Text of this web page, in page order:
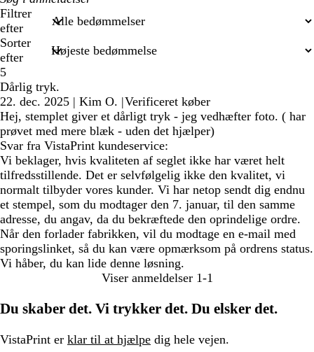
søgetekst
Filtrer
efter
Sorter
efter
5
Dårlig tryk.
22. dec. 2025 | Kim O. |Verificeret køber
Hej, stemplet giver et dårligt tryk - jeg vedhæfter foto. ( har
prøvet med mere blæk - uden det hjælper)
Svar fra VistaPrint kundeservice:
Vi beklager, hvis kvaliteten af seglet ikke har været helt
tilfredsstillende. Det er selvfølgelig ikke den kvalitet, vi
normalt tilbyder vores kunder. Vi har netop sendt dig endnu
et stempel, som du modtager den 7. januar, til den samme
adresse, du angav, da du bekræftede den oprindelige ordre.
Når den forlader fabrikken, vil du modtage en e-mail med
sporingslinket, så du kan være opmærksom på ordrens status.
Vi håber, du kan lide denne løsning.
Viser anmeldelser 1-1
Du skaber det. Vi trykker det. Du elsker det.
VistaPrint er klar til at hjælpe dig hele vejen.